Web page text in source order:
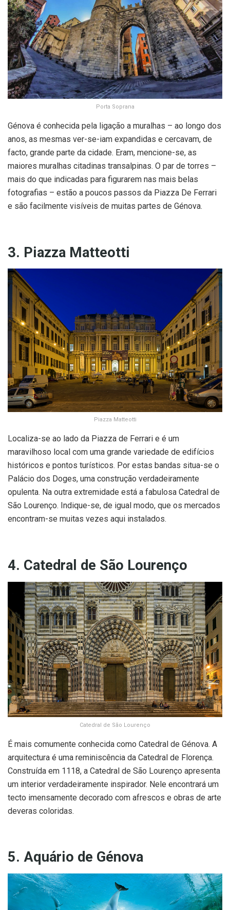
Porta Soprana
Génova é conhecida pela ligação a muralhas – ao longo dos
anos, as mesmas ver-se-iam expandidas e cercavam, de
facto, grande parte da cidade. Eram, mencione-se, as
maiores muralhas citadinas transalpinas. O par de torres –
mais do que indicadas para figurarem nas mais belas
fotografias – estão a poucos passos da Piazza De Ferrari
e são facilmente visíveis de muitas partes de Génova.
3. Piazza Matteotti
Piazza Matteotti
Localiza-se ao lado da Piazza de Ferrari e é um
maravilhoso local com uma grande variedade de edifícios
históricos e pontos turísticos. Por estas bandas situa-se o
Palácio dos Doges, uma construção verdadeiramente
opulenta. Na outra extremidade está a fabulosa Catedral de
São Lourenço. Indique-se, de igual modo, que os mercados
encontram-se muitas vezes aqui instalados.
4. Catedral de São Lourenço
Catedral de São Lourenço
É mais comumente conhecida como Catedral de Génova. A
arquitectura é uma reminiscência da Catedral de Florença.
Construída em 1118, a Catedral de São Lourenço apresenta
um interior verdadeiramente inspirador. Nele encontrará um
tecto imensamente decorado com afrescos e obras de arte
deveras coloridas.
5. Aquário de Génova